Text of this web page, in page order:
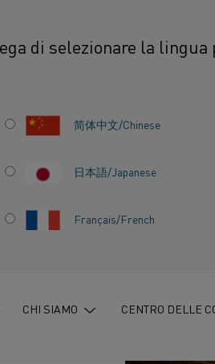
di selezionare la lingua
简体中文/Chinese
日本語/Japanese
Français/French
CHI SIAMO CENTRO DELLE